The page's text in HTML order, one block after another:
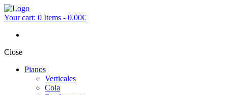
Your cart: 0 Items - 0.00€
Close
Pianos
Verticales
Cola